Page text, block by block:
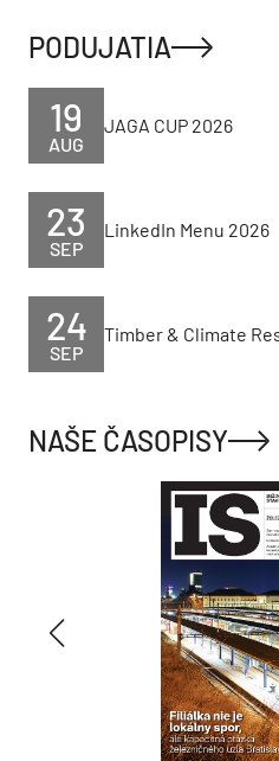
PODUJATIA
AUG
19 JAGA CUP 2026
SEP
23 LinkedIn Menu 2026
SEP
24 Timber & Climate
NAŠE ČASOPISY